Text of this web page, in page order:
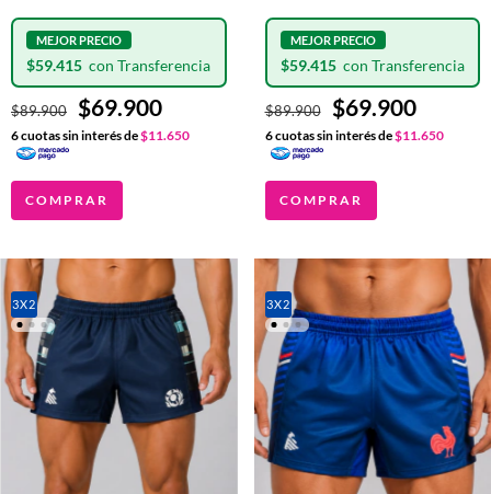
$89.900 $69.900
$59.415
6cuotas sin interés de$11.650
COMPRAR
$89.900 $69.900
$59.415
6cuotas sin interés de$11.650
COMPRAR
3X2 3X2